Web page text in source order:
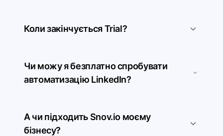
Коли закінчується Trial?
Чи можу я безплатно спробувати
автоматизацію LinkedIn?
А чи підходить Snov.io моєму
бізнесу?